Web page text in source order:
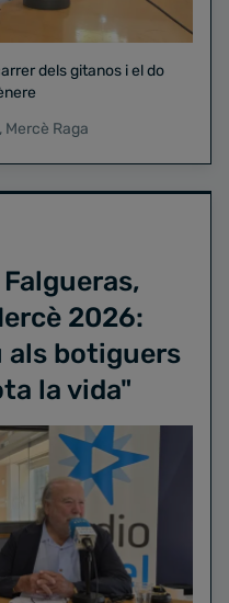
dels gitanos i el do
, Mercè Raga
2026:
als botiguers
la vida"